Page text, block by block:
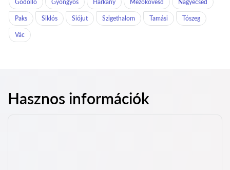
Gödöllő Gyöngyös Harkány Mezőkövesd Nagyecsed
Paks Siklós Siójut Szigethalom Tamási Tószeg
Vác
Hasznos információk